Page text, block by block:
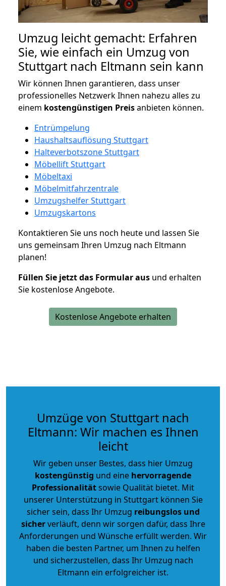
Umzug leicht gemacht: Erfahren
Sie, wie einfach ein Umzug von
Stuttgart nach Eltmann sein kann
Wir können Ihnen garantieren, dass unser
professionelles Netzwerk Ihnen nahezu alles zu
einem kostengünstigen Preisanbieten können.
Entrümpelung
Haushaltsauflösung Stuttgart
Halteverbotszone Stuttgart
Möbellift Stuttgart
Möbeltaxi
Möbelmitfahrzentrale
Umzugshelfer Stuttgart
Umzugskartons
Kontaktieren Sie uns noch heute und lassen Sie
uns gemeinsam Ihren Umzug nach Eltmann
planen!
Füllen Sie jetzt das Formular aus und erhalten
Sie kostenlose Angebote.
Kostenlose Angebote erhalten
Umzüge von Stuttgart nach
Eltmann: Wir machen es Ihnen
leicht
Wir geben unser Bestes, dass hier Umzug
kostengünstig und eine hervorragende
Professionalitätsowie Qualität bietet. Mit
unserer Unterstützung in Stuttgart können Sie
sicher sein, dass Ihr Umzug reibungslos und
sicherverläuft, denn wir sorgen dafür, dass Ihre
Anforderungen und Wünsche erfüllt werden. Wir
haben die besten Partner, um Ihnen zu helfen
und sicherzustellen, dass Ihr Umzug nach
Eltmann ein erfolgreicher ist.